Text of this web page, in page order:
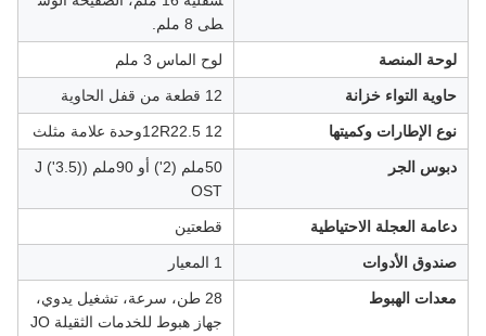
طى 8 ملم.
لوحة المنصة لوح الماس 3 ملم
حاوية التواء خزانة 12 قطعة من قفل الحاوية
نوع الإطارات وكميتها 12R22.5 12وحدة علامة مثلث
دبوس الجر
50ملم (2') أو 90ملم ((3.5') J
OST
دعامة العجلة الاحتياطية قطعتين
صندوق الأدوات 1 المعيار
معدات الهبوط
28 طن، سرعة، تشغيل يدوي،
جهاز هبوط للخدمات الثقيلة JO